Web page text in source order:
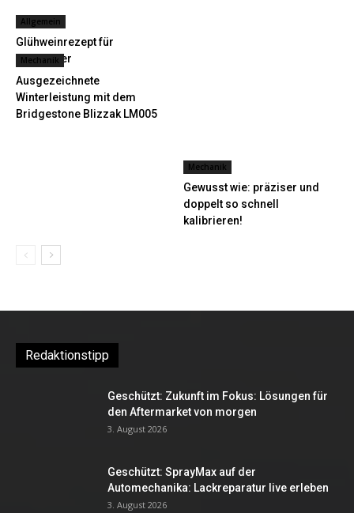
Allgemein
Glühweinrezept für
Autofahrer
Mechanik
Ausgezeichnete
Winterleistung mit dem
Bridgestone Blizzak LM005
Mechanik
Gewusst wie: präziser und
doppelt so schnell
kalibrieren!
Redaktionstipp
Geschützt: Zukunft im Fokus: Lösungen für
den Aftermarket von morgen
3. August 2026
Geschützt: SprayMax auf der
Automechanika: Lackreparatur live erleben
3. August 2026